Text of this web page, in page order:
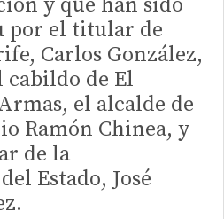
y que han sido
por el titular de
Carlos González,
cabildo de El
el alcalde de
Ramón Chinea, y
de la
Estado, José